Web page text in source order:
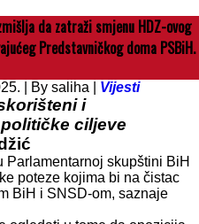
da zatraži smjenu HDZ-ovog
Predstavničkog doma PSBiH.
| By saliha | Vijesti
i
ciljeve
skupštini BiH
poteze kojima bi na čistac
BiH i SNSD-om, saznaje